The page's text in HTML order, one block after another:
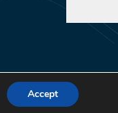
Accept